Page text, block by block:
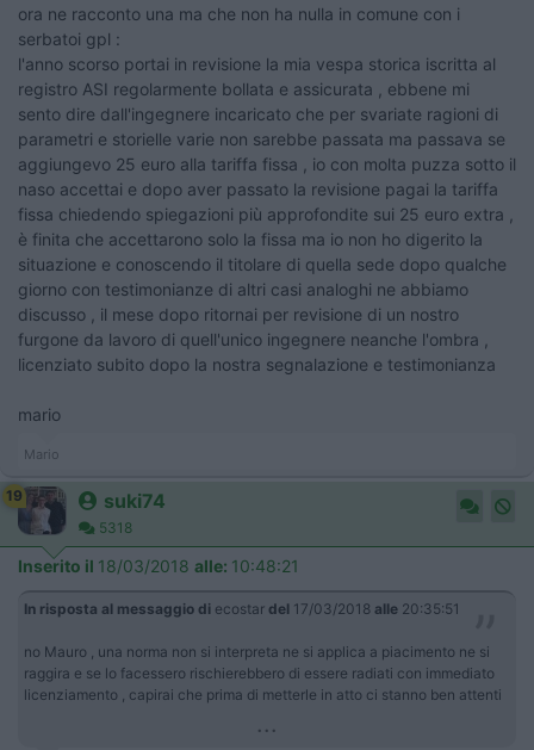
ora ne racconto una ma che non ha nulla in comune con i
serbatoi gpl :
l'anno scorso portai in revisione la mia vespa storica iscritta al
registro ASI regolarmente bollata e assicurata , ebbene mi
sento dire dall'ingegnere incaricato che per svariate ragioni di
parametri e storielle varie non sarebbe passata ma passava se
aggiungevo 25 euro alla tariffa fissa , io con molta puzza sotto il
naso accettai e dopo aver passato la revisione pagai la tariffa
fissa chiedendo spiegazioni più approfondite sui 25 euro extra ,
è finita che accettarono solo la fissa ma io non ho digerito la
situazione e conoscendo il titolare di quella sede dopo qualche
giorno con testimonianze di altri casi analoghi ne abbiamo
discusso , il mese dopo ritornai per revisione di un nostro
furgone da lavoro di quell'unico ingegnere neanche l'ombra ,
licenziato subito dopo la nostra segnalazione e testimonianza
mario
Mario
19 suki74
5318
Inserito il 18/03/2018 alle: 10:48:21
In risposta al messaggio di ecostar del 17/03/2018 alle 20:35:51
no Mauro , una norma non si interpreta ne si applica a piacimento ne si
raggira e se lo facessero rischierebbero di essere radiati con immediato
licenziamento , capirai che prima di metterle in atto ci stanno ben attenti
...